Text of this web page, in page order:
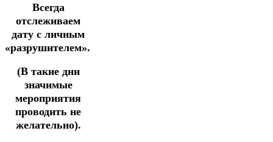
Всегда
отслеживаем
дату с личным
«разрушителем».
(В такие дни
значимые
мероприятия
проводить не
желательно).